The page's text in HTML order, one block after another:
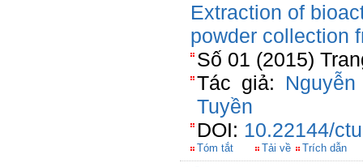
Extraction of
powder collection
Số 01 (2015)
Tác giả:
Tuyền
DOI: 10.22144/
Tóm tắt Tải về Trích dẫn